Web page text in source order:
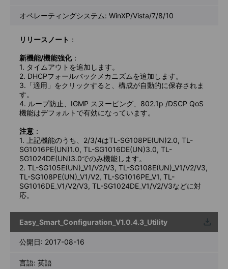
オペレーティングシステム: WinXP/Vista/7/8/10
リリースノート ：
新機能/機能強化：
1. タイムアウトを追加します。
2. DHCPフォールバックメカニズムを追加します。
3.「適用」をクリックすると、構成が自動的に保存されま
す。
4. ループ防止、IGMP スヌーピング、802.1p /DSCP QoS
機能はデフォルトで有効になっています。
注意：
1. 上記機能のうち、2/3/4はTL-SG108PE(UN)2.0, TL-
SG1016PE(UN)1.0, TL-SG1016DE(UN)3.0, TL-
SG1024DE(UN)3.0でのみ機能します。
2. TL-SG105E(UN)_V1/V2/V3, TL-SG108E(UN)_V1/V2/V3,
TL-SG108PE(UN)_V1/V2, TL-SG1016PE_V1, TL-
SG1016DE_V1/V2/V3, TL-SG1024DE_V1/V2/V3などに対
応。
Easy_Smart_Configuration_V1.0.4.3_Utility
ウンロ
ード
公開日: 2017-08-16
言語: 英語